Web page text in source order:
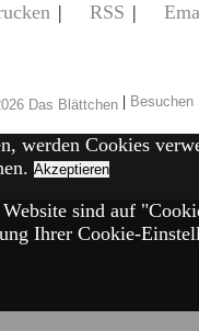
| RSS |
|
werden Cookies
Akzeptieren
sind auf
Ihrer Cookie-